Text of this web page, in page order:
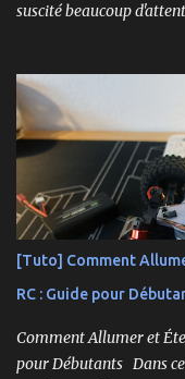
suscité beaucoup
distingue par son prix
et nous allons
-------------------------
https://
----------------------
[Tuto] Comment
RC : Guide pour
Comment Allumer et
pour Débutants Dans